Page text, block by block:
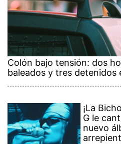
Colón bajo tensión: dos
baleados y tres
¡La
G le
nuevo